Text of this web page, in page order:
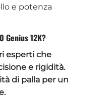
e potenza
Genius 12K?
esperti che
e rigidità.
di palla per un